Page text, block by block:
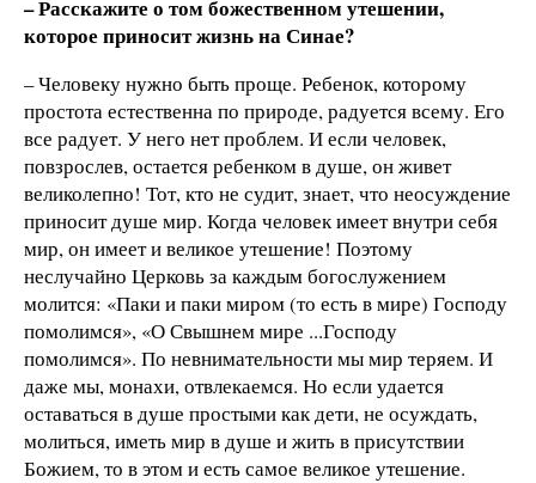
– Расскажите о том божественном утешении,
которое приносит жизнь на Синае?
– Человеку нужно быть проще. Ребенок, которому
простота естественна по природе, радуется всему. Его
все радует. У него нет проблем. И если человек,
повзрослев, остается ребенком в душе, он живет
великолепно! Тот, кто не судит, знает, что неосуждение
приносит душе мир. Когда человек имеет внутри себя
мир, он имеет и великое утешение! Поэтому
неслучайно Церковь за каждым богослужением
молится: «Паки и паки миром (то есть в мире) Господу
помолимся», «О Свышнем мире ...Господу
помолимся». По невнимательности мы мир теряем. И
даже мы, монахи, отвлекаемся. Но если удается
оставаться в душе простыми как дети, не осуждать,
молиться, иметь мир в душе и жить в присутствии
Божием, то в этом и есть самое великое утешение.